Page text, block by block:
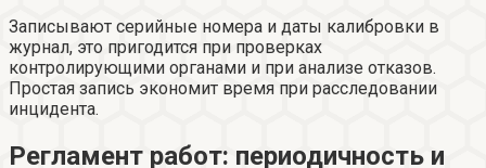
Записывают серийные номера и даты калибровки в
журнал, это пригодится при проверках
контролирующими органами и при анализе отказов.
Простая запись экономит время при расследовании
инцидента.
Регламент работ: периодичность и